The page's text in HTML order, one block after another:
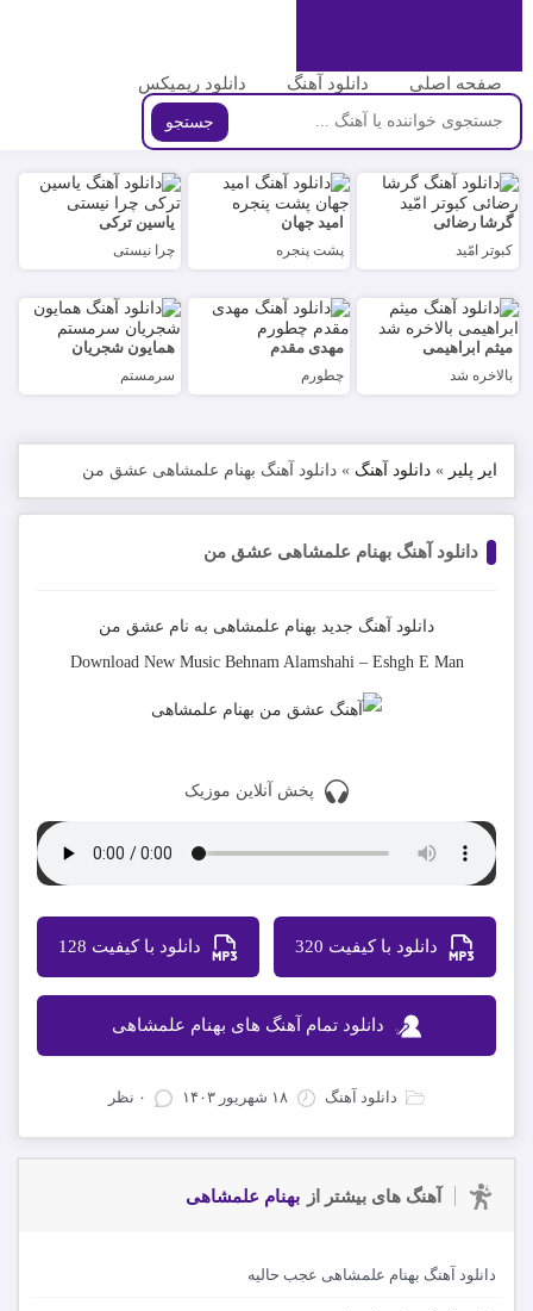
صفحه اصلی دانلود آهنگ دانلود ریمیکس
جستجو
گرشا رضائی
کبوتر امّید
امید جهان
پشت پنجره
یاسین ترکی
چرا نیستی
میثم ابراهیمی
بالاخره شد
مهدی مقدم
چطورم
همایون شجریان
سرمستم
ایر پلیر » دانلود آهنگ » دانلود آهنگ بهنام علمشاهی عشق من
دانلود آهنگ بهنام علمشاهی عشق من
دانلود آهنگ جدید بهنام علمشاهی به نام عشق من
Download New Music Behnam Alamshahi– Eshgh E Man
پخش آنلاین موزیک
دانلود با کیفیت 320 دانلود با کیفیت 128
دانلود تمام آهنگ های بهنام علمشاهی
دانلود آهنگ ۱۸ شهریور ۱۴۰۳ ۰ نظر
آهنگ های بیشتر از بهنام علمشاهی
دانلود آهنگ بهنام علمشاهی عجب حالیه